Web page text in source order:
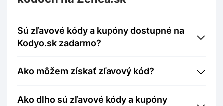
Sú zľavové kódy a kupóny dostupné na
Kodyo.sk zadarmo?
Ako môžem získať zľavový kód?
Ako dlho sú zľavové kódy a kupóny